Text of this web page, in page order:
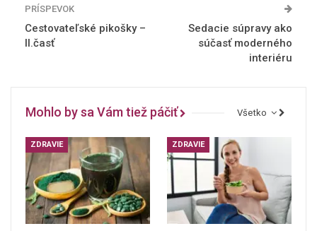
PRÍSPEVOK
Cestovateľské pikošky –
II.časť
Sedacie súpravy ako
súčasť moderného
interiéru
Všetko
Mohlo by sa Vám tiež páčiť
ZDRAVIE ZDRAVIE